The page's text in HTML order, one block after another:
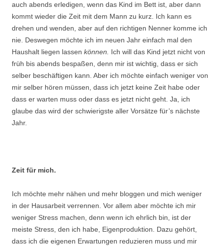
auch abends erledigen, wenn das Kind im Bett ist, aber dann
kommt wieder die Zeit mit dem Mann zu kurz. Ich kann es
drehen und wenden, aber auf den richtigen Nenner komme ich
nie. Deswegen möchte ich im neuen Jahr einfach mal den
Haushalt liegen lassen können.
Ich will das Kind jetzt nicht von
früh bis abends bespaßen, denn mir ist wichtig, dass er sich
selber beschäftigen kann. Aber ich möchte einfach weniger von
mir selber hören müssen, dass ich jetzt keine Zeit habe oder
dass er warten muss oder dass es jetzt nicht geht. Ja, ich
glaube das wird der schwierigste aller Vorsätze für’s nächste
Jahr.
Zeit für mich.
Ich möchte mehr nähen und mehr bloggen und mich weniger
in der Hausarbeit verrennen. Vor allem aber möchte ich mir
weniger Stress machen, denn wenn ich ehrlich bin, ist der
meiste Stress, den ich habe, Eigenproduktion. Dazu gehört,
dass ich die eigenen Erwartungen reduzieren muss und mir